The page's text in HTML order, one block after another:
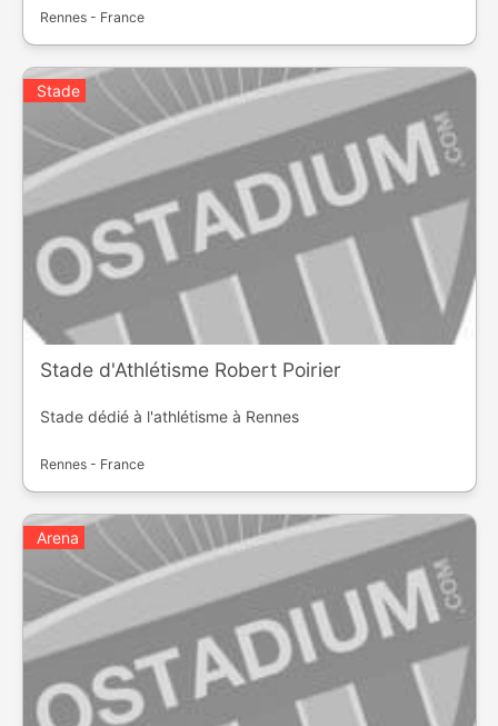
Rennes - France
Stade
Stade d'Athlétisme Robert Poirier
Stade dédié à l'athlétisme à Rennes
Rennes - France
Arena